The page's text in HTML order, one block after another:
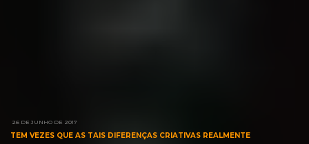
26 DE JUNHO DE 2017
TEM VEZES QUE AS TAIS DIFERENÇAS CRIATIVAS REALMENTE